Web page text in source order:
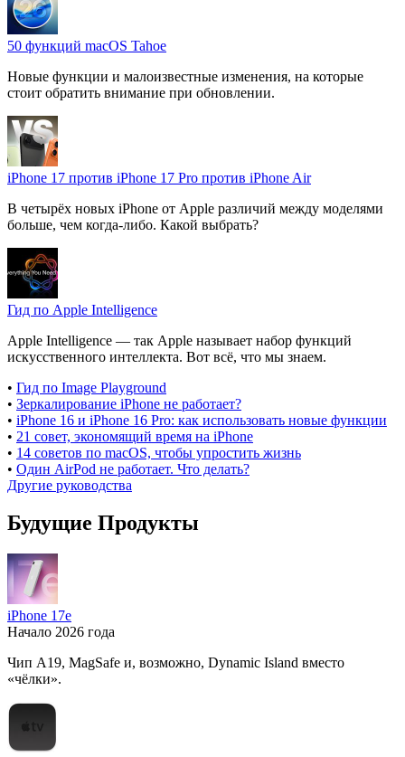
50 функций macOS Tahoe
Новые функции и малоизвестные изменения, на которые
стоит обратить внимание при обновлении.
iPhone 17 против iPhone 17 Pro против iPhone Air
В четырёх новых iPhone от Apple различий между моделями
больше, чем когда-либо. Какой выбрать?
Гид по Apple Intelligence
Apple Intelligence — так Apple называет набор функций
искусственного интеллекта. Вот всё, что мы знаем.
• Гид по Image Playground
• Зеркалирование iPhone не работает?
• iPhone 16 и iPhone 16 Pro: как использовать новые функции
• 21 совет, экономящий время на iPhone
• 14 советов по macOS, чтобы упростить жизнь
• Один AirPod не работает. Что делать?
Другие руководства
Будущие Продукты
iPhone 17e
Начало 2026 года
Чип A19, MagSafe и, возможно, Dynamic Island вместо
«чёлки».